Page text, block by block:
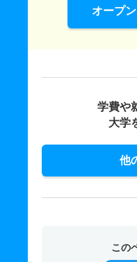
オープ
学費や
大学
他
この